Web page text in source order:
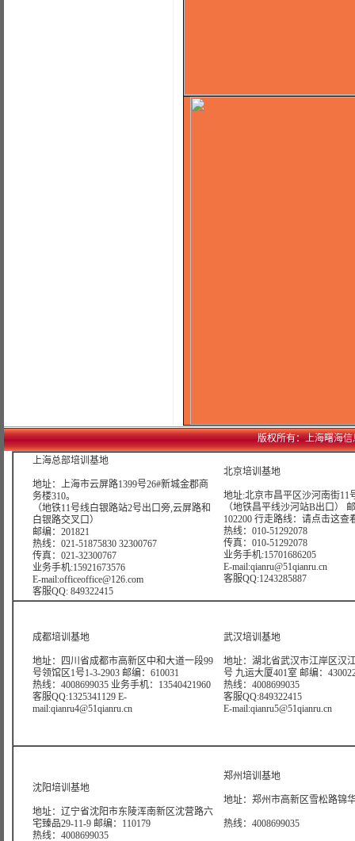
版权所有：上海曙海信
上海总部培训基地
地址：上海市云屏路1399号26#新城金郡商
务楼310。
（地铁11号线白银路站2号出口旁,云屏路和
白银路交叉口）
邮编：201821
热线：021-51875830 32300767
传真：021-32300767
业务手机:15921673576
E-mail:officeoffice@126.com
客服QQ: 849322415
北京培训基地
地址:北京市昌平区沙河南街11
（地铁昌平线沙河站B出口）
102200 行走路线： 请点击这查
热线：010-51292078
传真：010-51292078
业务手机:15701686205
E-mail:qianru@51qianru.cn
客服QQ:1243285887
成都培训基地
地址：四川省成都市高新区中和大道一段99
号领馆区1号1-3-2903 邮编：610031
热线：4008699035 业务手机：13540421960
客服QQ:1325341129 E-
mail:qianru4@51qianru.cn
武汉培训基地
地址：湖北省武汉市江岸区汉
号 九运大厦401室 邮编：
热线：4008699035
客服QQ:849322415
E-mail:qianru5@51qianru.cn
沈阳培训基地
地址：辽宁省沈阳市东陵浑南新区沈营路六
宅臻品29-11-9 邮编：110179
热线：4008699035
郑州培训基地
地址：郑州市高新区雪松路锦
热线：4008699035